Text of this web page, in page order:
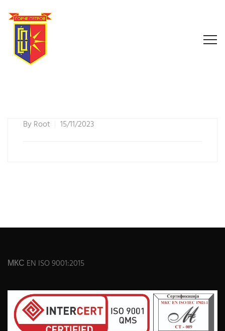
ByRoot 15/11/2023
МКС EN ISO 9001:2015